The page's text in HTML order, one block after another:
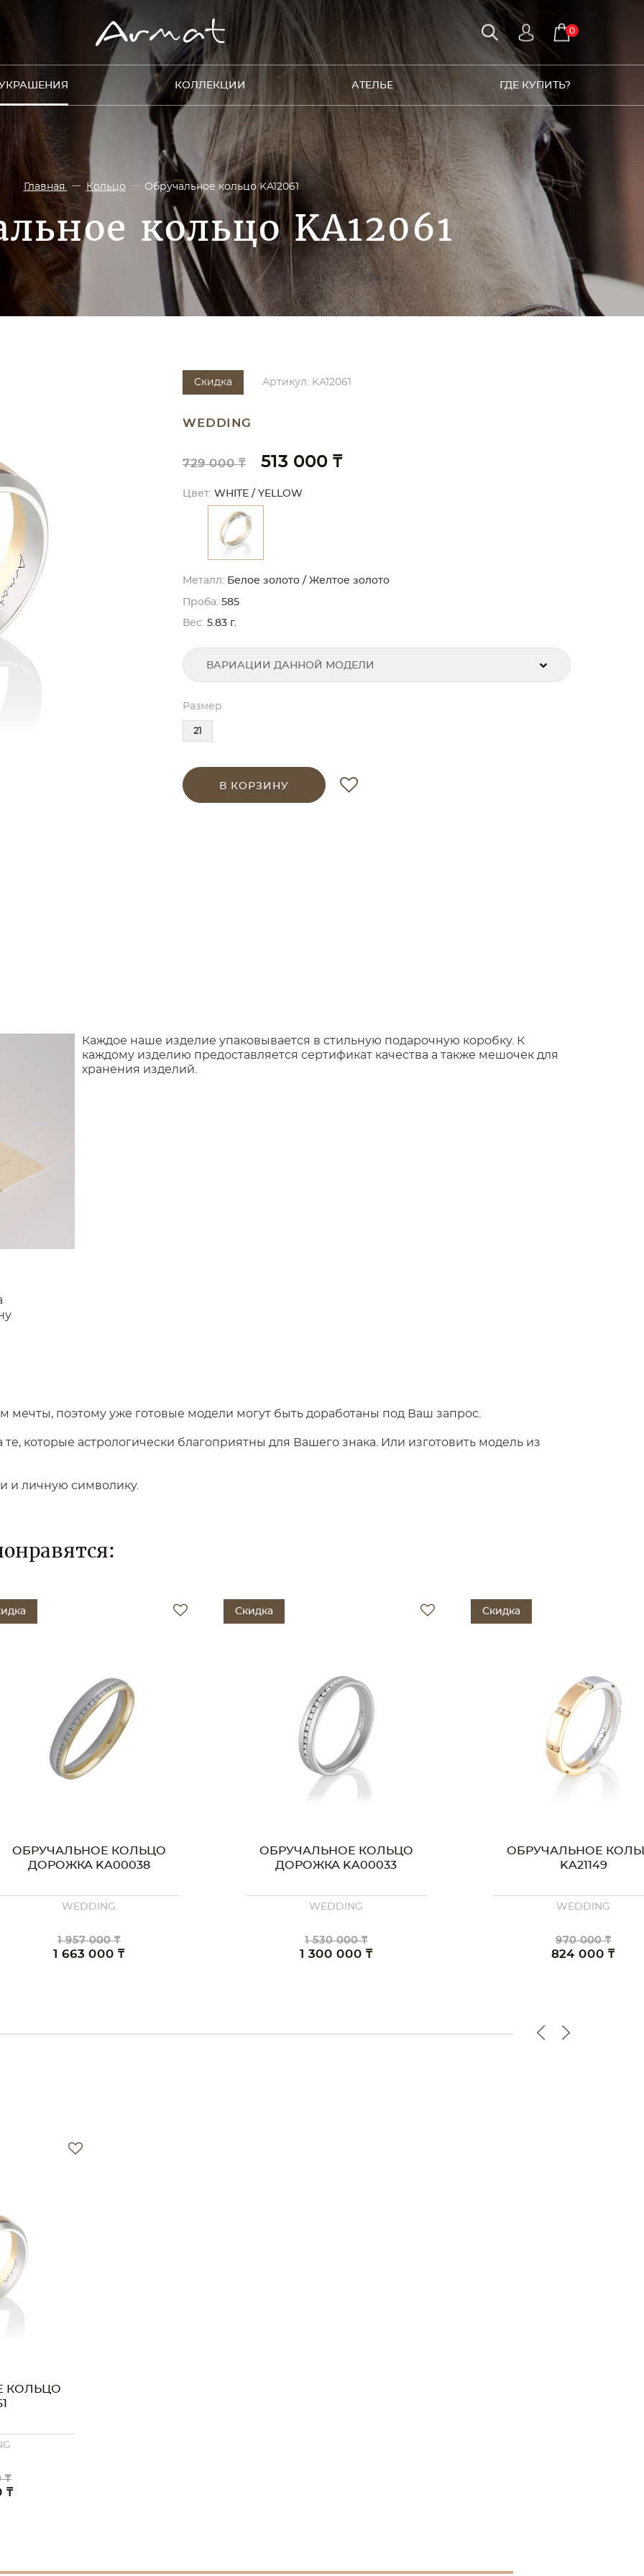
0
КОЛЛЕКЦИИ АТЕЛЬЕ ГДЕ КУПИТЬ?
Главная Кольцо Обручальное кольцо KA12061
кольцо KA12061
Скидка Артикул: KA12061
WEDDING
729 000 ₸ 513 000 ₸
Цвет: WHITE / YELLOW
Металл: Белое золото / Желтое золото
Проба: 585
Вес: 5.83 г.
ВАРИАЦИИ ДАННОЙ МОДЕЛИ
Размер
21
В КОРЗИНУ
Каждое наше изделие упаковывается в стильную подарочную коробку. К
каждому изделию предоставляется сертификат качества а также мешочек для
хранения изделий.
поэтому уже готовые модели могут быть доработаны под Ваш запрос.
которые астрологически благоприятны для Вашего знака. Или изготовить модель из
и личную символику.
КОЛЬЦО
ОБРУЧАЛЬНОЕ КОЛЬЦО
ДОРОЖКА KA00033
ОБРУЧАЛЬНОЕ КОЛЬЦО
КОЛЬЦО
₸
₸